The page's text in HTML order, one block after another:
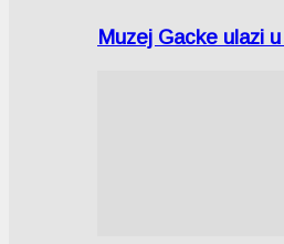
Muzej Gacke ulazi